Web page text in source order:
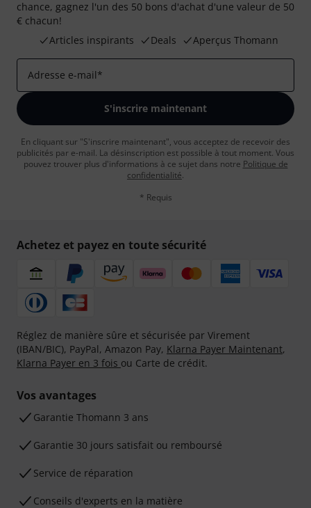
chance, gagnez l'un des 50 bons d'achat d'une valeur de 50
€ chacun!
Articles inspirants
Deals Aperçus Thomann
Adresse e-mail*
S'inscrire maintenant
En cliquant sur "S'inscrire maintenant", vous acceptez de recevoir des
publicités par e-mail. La désinscription est possible à tout moment. Vous
pouvez trouver plus d'informations à ce sujet dans notre Politique de
confidentialité.
* Requis
Achetez et payez en toute sécurité
Réglez de manière sûre et sécurisée par Virement
(IBAN/BIC), PayPal, Amazon Pay, Klarna Payer Maintenant,
Klarna Payer en 3 fois ou Carte de crédit.
Vos avantages
Ga­ran­tie Thomann 3 ans
Garantie 30 jours satisfait ou remboursé
Service de réparation
Conseils d'experts en la matière